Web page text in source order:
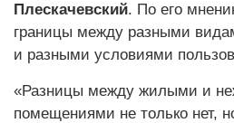
Плескачевский. По его
границы между разными
и разными условиями
«Разницы между жилыми и
помещениями не только нет,